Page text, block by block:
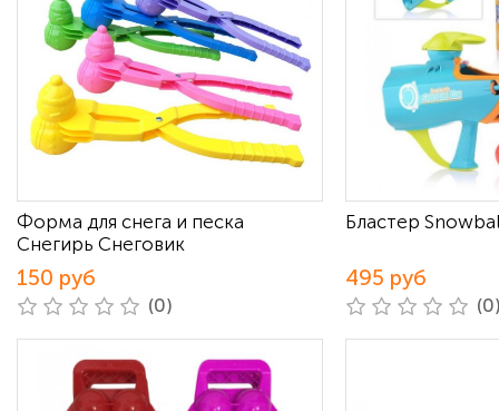
Форма для снега и песка
Снегирь Снеговик
150 руб
(0)
Бластер
495 руб